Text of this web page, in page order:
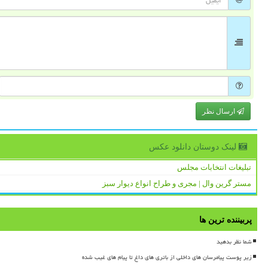
ارسال نظر
لینک دوستان دانلود عكس
تبلیغات انتخابات مجلس
مستر گرین وال | مجری و طراح انواع دیوار سبز
پربیننده ترین ها
شما نظر بدهید
زیر پوست پیامرسان های داخلی از باتری های داغ تا پیام های غیب شده